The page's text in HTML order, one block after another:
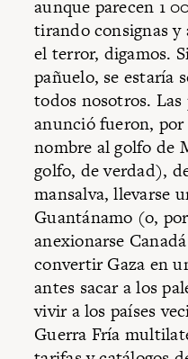
aunque parecen 1
tirando consignas y
el terror, digamos.
pañuelo, se estaría
todos nosotros.
anunció fueron,
nombre al golfo de
golfo, de verdad),
mansalva, llevarse
Guantánamo (o,
anexionarse
convertir Gaza en
antes sacar a los
vivir a los países
Guerra Fría